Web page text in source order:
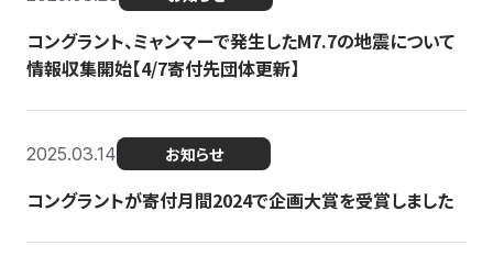
コングラント、ミャンマーで発生したM7.7の地震について
情報収集開始【4/7寄付先団体更新】
2025.03.14 お知らせ
コングラントが寄付月間2024で企画大賞を受賞しました